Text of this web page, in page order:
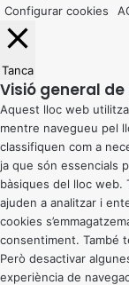
Configurar cookies
Tanca
Visió general
Aquest lloc web
mentre navegueu pel
classifiquen com a
ja que són essencials
bàsiques del lloc web.
ajuden a analitzar i
cookies
consentiment. També
Però desactivar
experiència de